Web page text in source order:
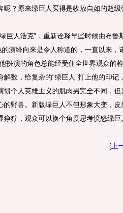
？原来绿巨人买得是收放自如的超级
人浩克”，重新诠释早些时候由布鲁
的演绎向来是令人称道的，一直以来，
扮演的角色总能经受住全世界观众的
解数，给复杂的“绿巨人”打上他的印记
惯个人英雄主义的肌肉男完全不同，
的野兽。新版绿巨人不但形象大变，
狞，观众可以换个角度思考愤怒绿巨
[ 上